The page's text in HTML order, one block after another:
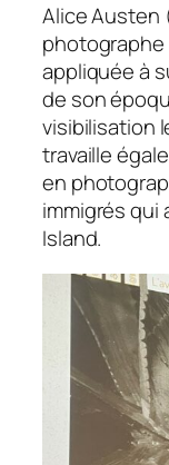
Alice Austen
photographe
appliquée à
de son
visibilisation
travaille
en
immigrés qui
Island.